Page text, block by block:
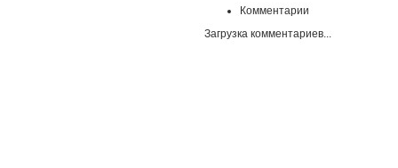
Комментарии
Загрузка комментариев...